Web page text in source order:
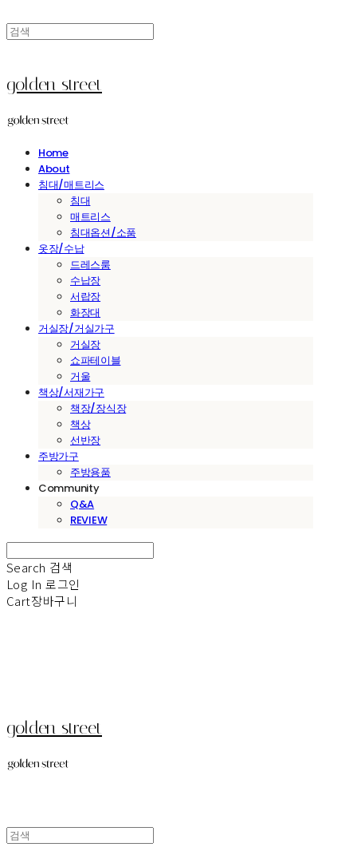
golden street
Home
About
침대/매트리스
침대
매트리스
침대옵션/소품
옷장/수납
드레스룸
수납장
서랍장
화장대
거실장/거실가구
거실장
쇼파테이블
거울
책상/서재가구
책장/장식장
책상
선반장
주방가구
주방용품
Community
Q&A
REVIEW
Search 검색
Log In 로그인
Cart장바구니
golden street